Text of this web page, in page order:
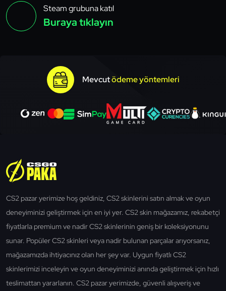
Steam grubuna katıl
Buraya tıklayın
Mevcutödeme yöntemleri
CS2 pazar yerimize hoş geldiniz, CS2 skinlerini satın almak ve oyun
deneyiminizi geliştirmek için en iyi yer. CS2 skin mağazamız, rekabetçi
fiyatlarla premium ve nadir CS2 skinlerinin geniş bir koleksiyonunu
sunar. Popüler CS2 skinleri veya nadir bulunan parçalar arıyorsanız,
mağazamızda ihtiyacınız olan her şey var. Uygun fiyatlı CS2
skinlerimizi inceleyin ve oyun deneyiminizi anında geliştirmek için hızlı
teslimattan yararlanın. CS2 pazar yerimizde, güvenli alışveriş ve